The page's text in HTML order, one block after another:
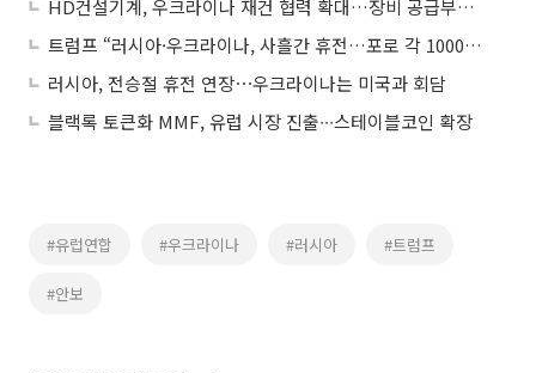
HD건설기계, 우크라이나 재건 협력 확대…장비 공급부터 인프라 복구까지
트럼프 “러시아·우크라이나, 사흘간 휴전…포로 각 1000명씩 교환 합의”
러시아, 전승절 휴전 연장⋯우크라이나는 미국과 회담
블랙록 토큰화 MMF, 유럽 시장 진출∙∙∙스테이블코인 확장
#유럽연합 #우크라이나 #러시아 #트럼프
#안보